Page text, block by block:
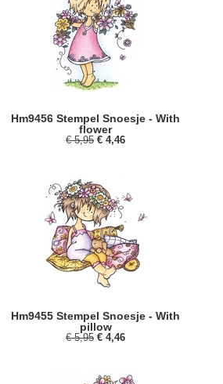
Hm9456 Stempel Snoesje - With
flower
€ 5,95 € 4,46
Hm9455 Stempel Snoesje - With
pillow
€ 5,95 € 4,46